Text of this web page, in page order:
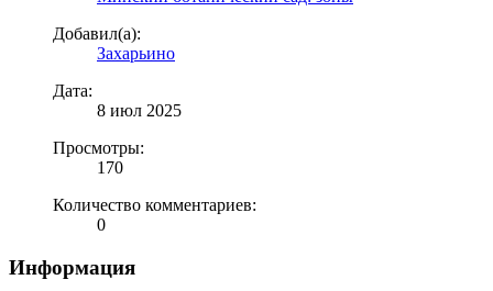
Добавил(а):
Захарьино
Дата:
8 июл 2025
Просмотры:
170
Количество комментариев:
0
Информация